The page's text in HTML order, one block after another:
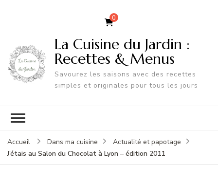
0
La Cuisine du Jardin :
Recettes & Menus
Savourez les saisons avec des recettes
simples et originales pour tous les jours
Accueil Dans ma cuisine
Actualité et papotage
J’étais au Salon du Chocolat à Lyon – édition 2011